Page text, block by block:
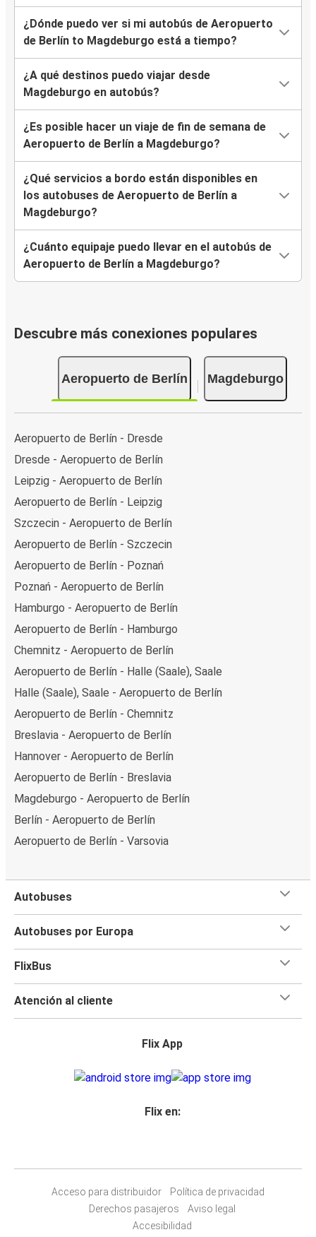
¿Dónde puedo ver si mi autobús de Aeropuerto
de Berlín to Magdeburgo está a tiempo?
¿A qué destinos puedo viajar desde
Magdeburgo en autobús?
¿Es posible hacer un viaje de fin de semana de
Aeropuerto de Berlín a Magdeburgo?
¿Qué servicios a bordo están disponibles en
los autobuses de Aeropuerto de Berlín a
Magdeburgo?
¿Cuánto equipaje puedo llevar en el autobús de
Aeropuerto de Berlín a Magdeburgo?
Descubre más conexiones populares
Aeropuerto de Berlín Magdeburgo
Aeropuerto de Berlín - Dresde
Dresde - Aeropuerto de Berlín
Leipzig - Aeropuerto de Berlín
Aeropuerto de Berlín - Leipzig
Szczecin - Aeropuerto de Berlín
Aeropuerto de Berlín - Szczecin
Aeropuerto de Berlín - Poznań
Poznań - Aeropuerto de Berlín
Hamburgo - Aeropuerto de Berlín
Aeropuerto de Berlín - Hamburgo
Chemnitz - Aeropuerto de Berlín
Aeropuerto de Berlín - Halle (Saale), Saale
Halle (Saale), Saale - Aeropuerto de Berlín
Aeropuerto de Berlín - Chemnitz
Breslavia - Aeropuerto de Berlín
Hannover - Aeropuerto de Berlín
Aeropuerto de Berlín - Breslavia
Magdeburgo - Aeropuerto de Berlín
Berlín - Aeropuerto de Berlín
Aeropuerto de Berlín - Varsovia
Autobuses
Autobuses por Europa
FlixBus
Atención al cliente
Flix App
Flix en:
Acceso para distribuidor
Política de privacidad
Derechos pasajeros
Aviso legal
Accesibilidad